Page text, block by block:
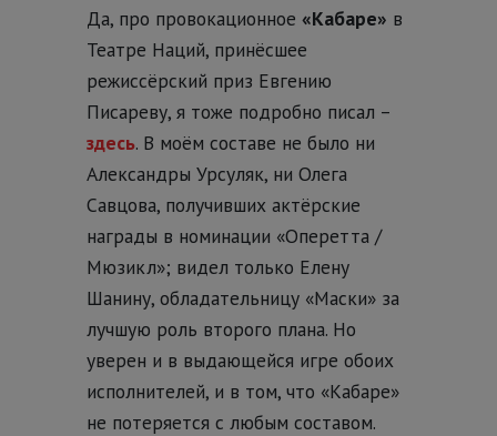
Да, про провокационное «Кабаре» в
Театре Наций, принёсшее
режиссёрский приз Евгению
Писареву, я тоже подробно писал –
здесь. В моём составе не было ни
Александры Урсуляк, ни Олега
Савцова, получивших актёрские
награды в номинации «Оперетта /
Мюзикл»; видел только Елену
Шанину, обладательницу «Маски» за
лучшую роль второго плана. Но
уверен и в выдающейся игре обоих
исполнителей, и в том, что «Кабаре»
не потеряется с любым составом.